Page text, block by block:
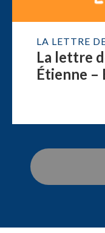
LA LETTRE
La lettre
Étienne –